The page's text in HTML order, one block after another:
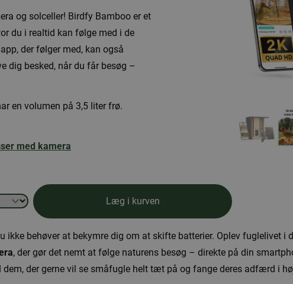
og solceller! Birdfy Bamboo er et
du i realtid kan følge med i de
der følger med, kan også
dig besked, når du får besøg –
en volumen på 3,5 liter frø.
med kamera
Læg i kurven
ikke behøver at bekymre dig om at skifte batterier. Oplev fuglelivet i
, der gør det nemt at følge naturens besøg – direkte på din
der gerne vil se småfugle helt tæt på og fange deres adfærd i